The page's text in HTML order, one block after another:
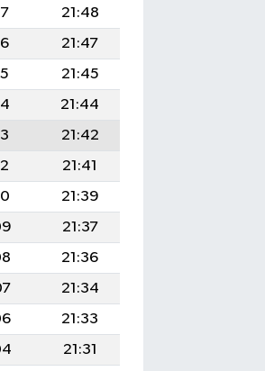
21:48
21:47
21:45
21:44
21:42
21:41
21:39
21:37
21:36
21:34
21:33
21:31